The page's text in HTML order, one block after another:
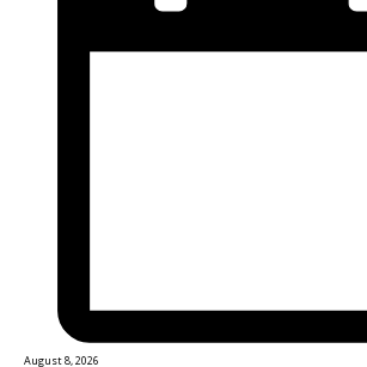
August 8, 2026